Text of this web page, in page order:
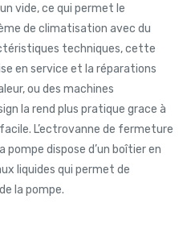
vide, ce qui permet le
de climatisation avec du
techniques, cette
en service et la réparations
ou des machines
la rend plus pratique grace à
L’ectrovanne de fermeture
pompe dispose d’un boîtier en
liquides qui permet de
la pompe.